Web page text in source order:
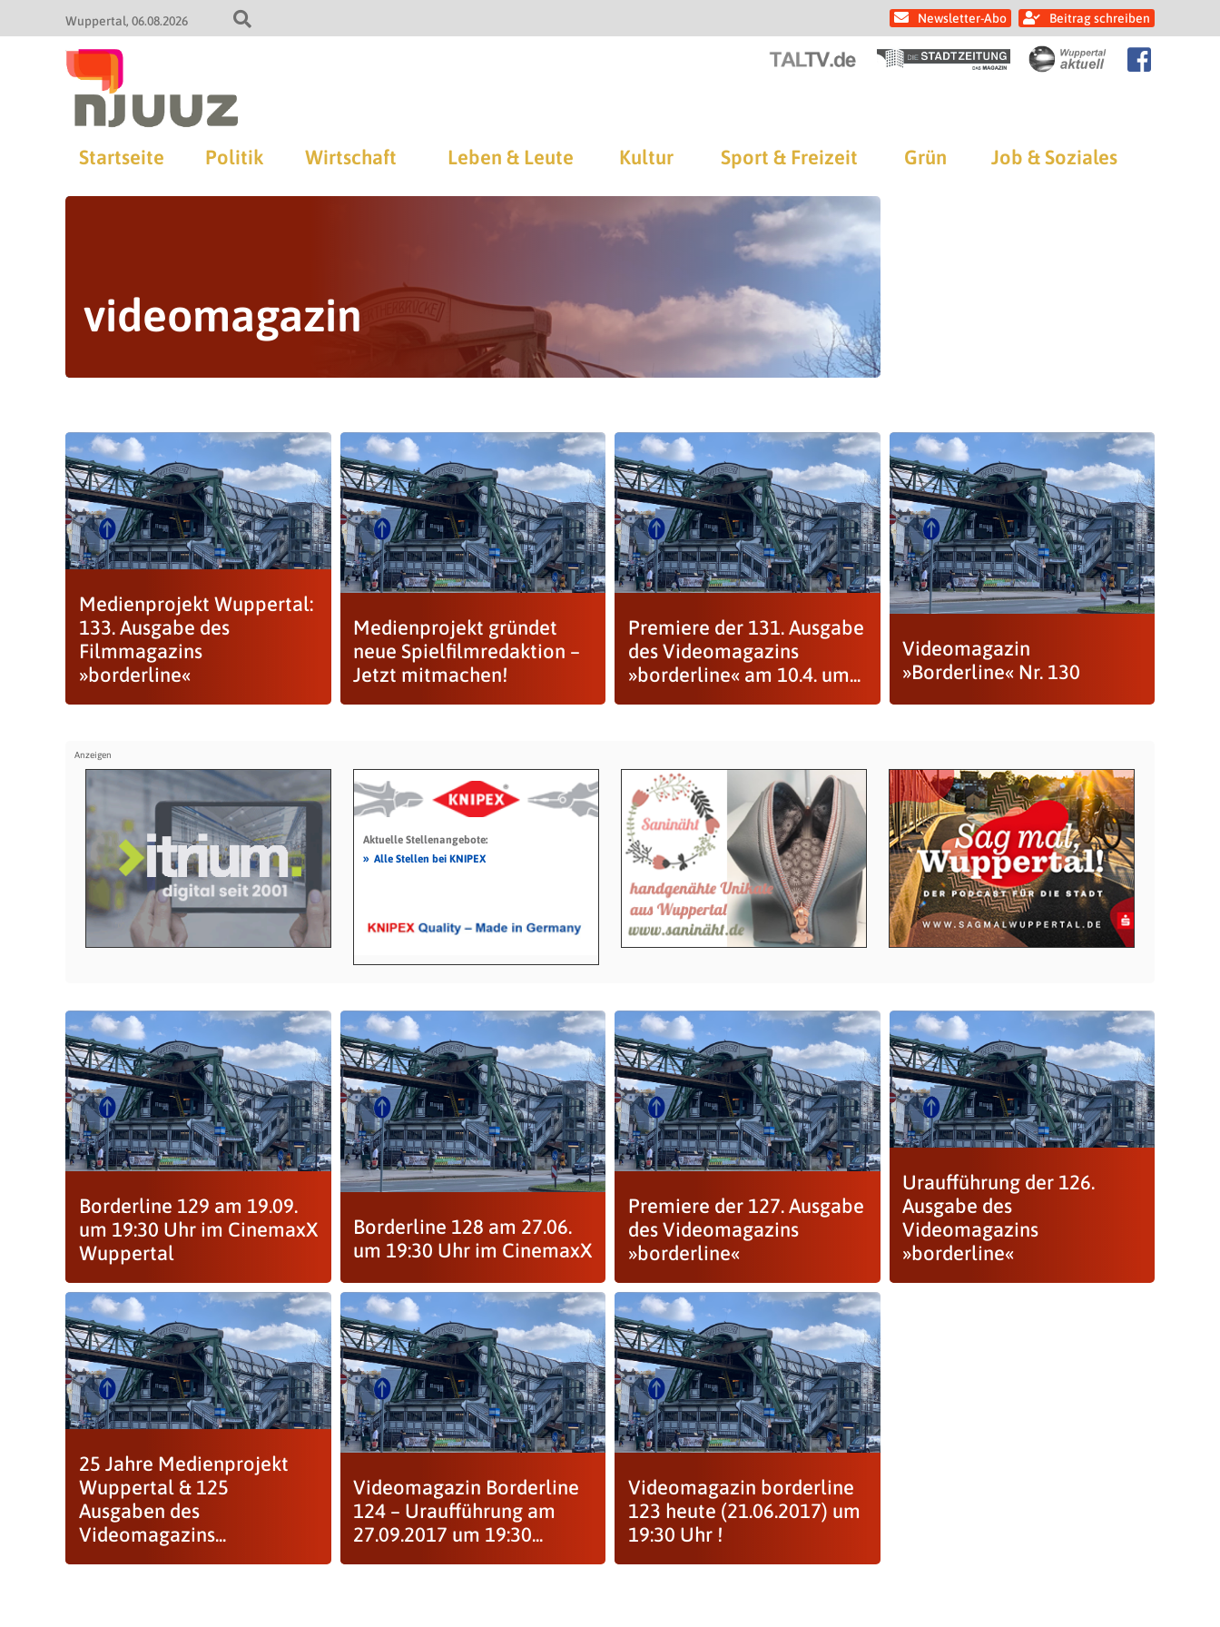
Wuppertal 06.08.2026 Newsletter-Abo Beitrag schreiben
Startseite Politik Wirtschaft Leben & Leute Kultur Sport & Freizeit Grün Job & Soziales
videomagazin
Medienprojekt Wuppertal:
133. Ausgabe des
Filmmagazins
»borderline«
Medienprojekt gründet
neue Spielfilmredaktion –
Jetzt mitmachen!
Premiere der 131. Ausgabe
des Videomagazins
»borderline« am 10.4. um...
Videomagazin
»Borderline« Nr. 130
Aktuelle Stellenangebote:
» Alle Stellen bei KNIPEX
Borderline 129 am 19.09.
um 19:30 Uhr im CinemaxX
Wuppertal
Borderline 128 am 27.06.
um 19:30 Uhr im CinemaxX
Premiere der 127. Ausgabe
des Videomagazins
»borderline«
Uraufführung der 126.
Ausgabe des
Videomagazins
»borderline«
25 Jahre Medienprojekt
Wuppertal & 125
Ausgaben des
Videomagazins...
Videomagazin Borderline
124 – Uraufführung am
27.09.2017 um 19:30...
Videomagazin borderline
123 heute (21.06.2017) um
19:30 Uhr !